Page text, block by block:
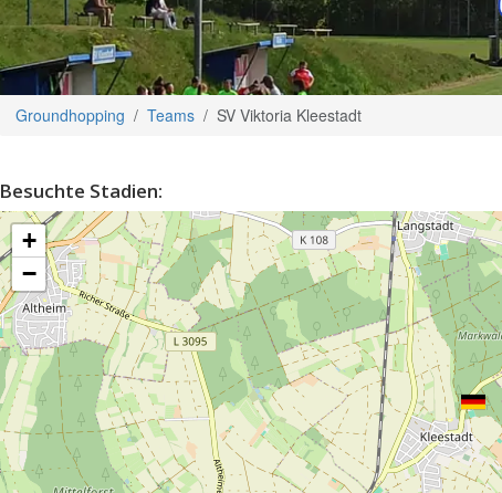
Groundhopping Teams SV Viktoria Kleestadt
Besuchte Stadien:
+
−